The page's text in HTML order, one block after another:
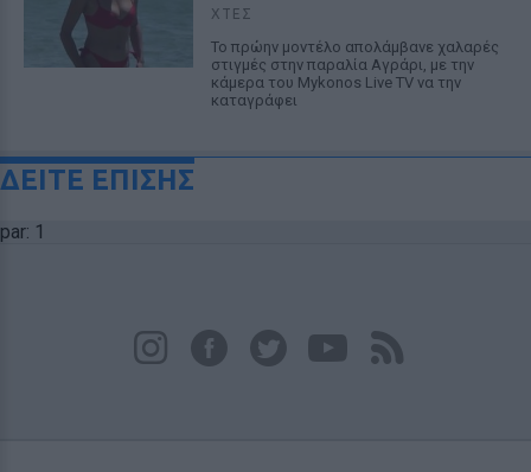
ΧΤΕΣ
Το πρώην μοντέλο απολάμβανε χαλαρές
στιγμές στην παραλία Αγράρι, με την
κάμερα του Mykonos Live TV να την
καταγράφει
ΔΕΙΤΕ ΕΠΙΣΗΣ
par: 1